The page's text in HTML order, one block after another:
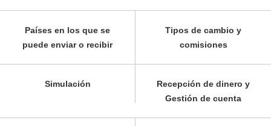
Países en los que se
puede enviar o recibir
Tipos de cambio y
comisiones
Simulación
Recepción de dinero y
Gestión de cuenta